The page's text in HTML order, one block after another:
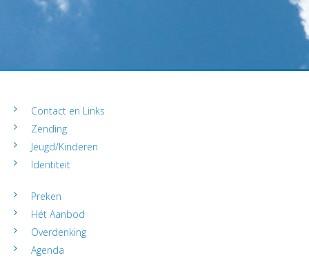
Contact en Links
Zending
Jeugd/Kinderen
Identiteit
Preken
Hét Aanbod
Overdenking
Agenda